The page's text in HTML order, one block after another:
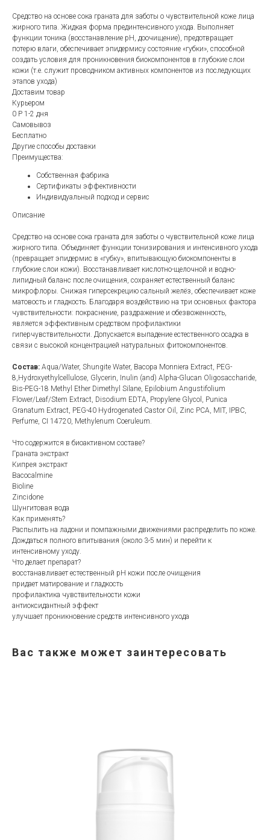
Средство на основе сока граната для заботы о чувствительной коже лица
жирного типа. Жидкая форма прединтенсивного ухода. Выполняет
функции тоника (восстанавление pH, доочищение), предотвращает
потерю влаги, обеспечивает эпидермису состояние «губки», способной
создать условия для проникновения биокомпонентов в глубокие слои
кожи (т.е. служит проводником активных компонентов из последующих
этапов ухода)
Доставим товар
Курьером
0 Р 1-2 дня
Самовывоз
Бесплатно
Другие способы доставки
Преимущества:
Собственная фабрика
Сертификаты эффективности
Индивидуальный подход и сервис
Описание
Средство на основе сока граната для заботы о чувствительной коже лица
жирного типа. Объединяет функции тонизирования и интенсивного ухода
(превращает эпидермис в «губку», впитывающую биокомпоненты в
глубокие слои кожи). Восстанавливает кислотно-щелочной и водно-
липидный баланс после очищения, сохраняет естественный баланс
микрофлоры. Снижая гиперсекрецию сальный желёз, обеспечивает коже
матовость и гладкость. Благодаря воздействию на три основных фактора
чувствительности: покраснение, раздражение и обезвоженность,
является эффективным средством профилактики
гиперчувствительности. Допускается выпадение естественного осадка в
связи с высокой концентрацией натуральных фитокомпонентов.
Состав: Aqua/Water, Shungite Water, Bacopa Monniera Extract, PEG-
8,Hydroxyethylcellulose, Glycerin, Inulin (and) Alpha-Glucan Oligosaccharide,
Bis-PEG-18 Methyl Ether Dimethyl Silane, Epilobium Angustifolium
Flower/Leaf/Stem Extract, Disodium EDTA, Propylene Glycol, Punica
Granatum Extract, PEG-40 Hydrogenated Castor Oil, Zinс PCA, MIT, IPBC,
Perfume, CI 14720, Methylenum Coeruleum.
Что содержится в биоактивном составе?
Граната экстракт
Кипрея экстракт
Bacocalmine
Bioline
Zincidone
Шунгитовая вода
Как применять?
Распылить на ладони и помпажными движениями распределить по коже.
Дождаться полного впитывания (около 3-5 мин) и перейти к
интенсивному уходу.
Что делает препарат?
восстанавливает естественный pH кожи после очищения
придает матирование и гладкость
профилактика чувствительности кожи
антиоксидантный эффект
улучшает проникновение средств интенсивного ухода
Вас также может заинтересовать